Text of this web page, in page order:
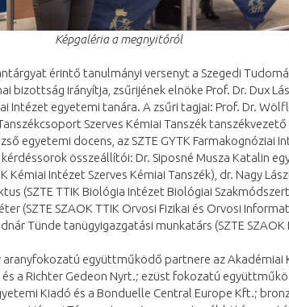
Képgaléria a megnyitóról
érintő tanulmányi versenyt a Szegedi
bizottság irányítja, zsűrijének elnöke Prof. Dr. Dux
Intézet egyetemi tanára. A zsűri tagjai: Prof. Dr.
Szerves Kémiai Tanszék
egyetemi docens, az SZTE GYTK Farmakognóziai
összeállítói: Dr. Siposné Musza Katalin
Kémiai Intézet Szerves Kémiai Tanszék), dr. Nagy
(SZTE TTIK Biológia Intézet Biológiai
(SZTE SZAOK TTIK Orvosi Fizikai és Orvosi
Tünde tanügyigazgatási munkatárs (SZTE SZAOK
aranyfokozatú együttműködő partnere az Akadémiai
a Richter Gedeon Nyrt.; ezüst fokozatú
Kiadó és a Bonduelle Central Europe Kft.;